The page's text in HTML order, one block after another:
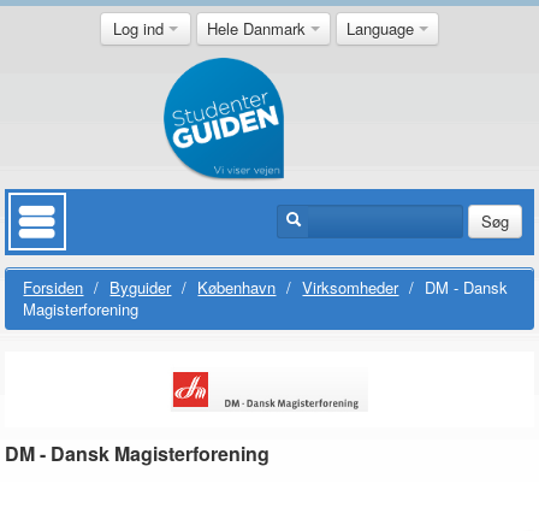
Log ind Hele Danmark Language
Søg
Forsiden / Byguider / København / Virksomheder / DM - Dansk
Magisterforening
DM - Dansk Magisterforening